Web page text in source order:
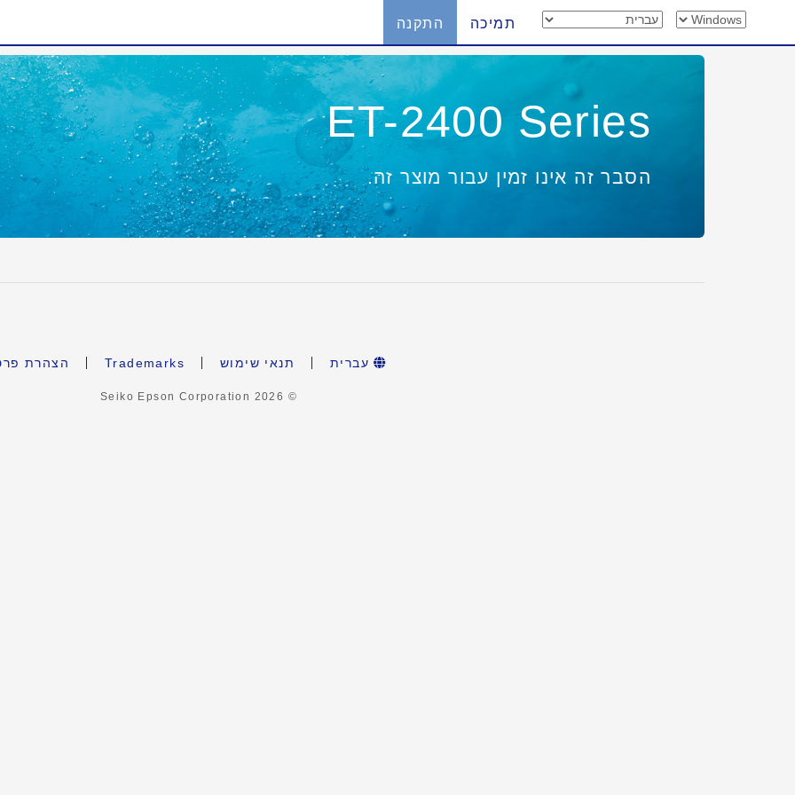
התקנה תמיכה
ET-2400 Series
הסבר זה אינו זמין עבור מוצר זה.
עברית תנאי שימוש Trademarks הצהרת
© Seiko Epson Corporation
2026